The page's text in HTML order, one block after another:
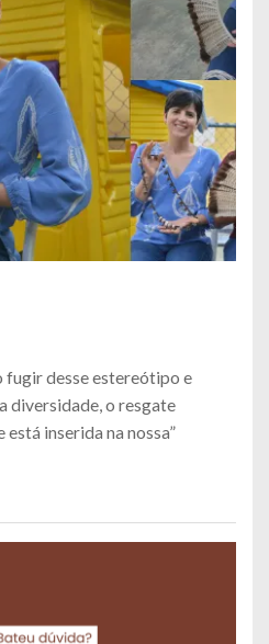
desse estereótipo e
diversidade, o resgate
inserida na nossa”